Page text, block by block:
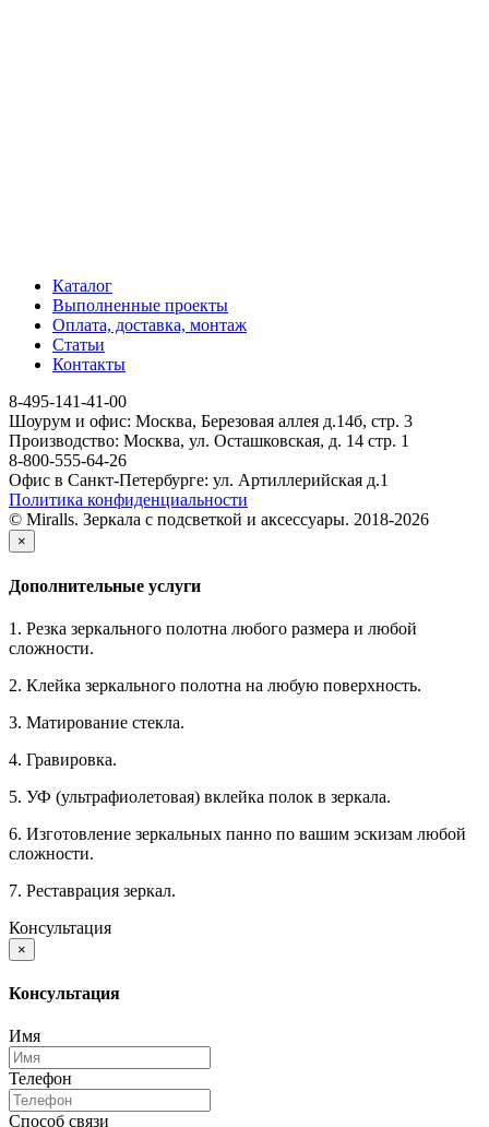
Каталог
Выполненные проекты
Оплата, доставка, монтаж
Статьи
Контакты
8-495-141-41-00
Шоурум и офис: Москва, Березовая аллея д.14б, стр. 3
Производство: Москва, ул. Осташковская, д. 14 стр. 1
8-800-555-64-26
Офис в Санкт-Петербурге: ул. Артиллерийская д.1
Политика конфиденциальности
© Miralls. Зеркала с подсветкой и аксессуары. 2018-2026
×
Дополнительные услуги
1. Резка зеркального полотна любого размера и любой
сложности.
2. Клейка зеркального полотна на любую поверхность.
3. Матирование стекла.
4. Гравировка.
5. УФ (ультрафиолетовая) вклейка полок в зеркала.
6. Изготовление зеркальных панно по вашим эскизам любой
сложности.
7. Реставрация зеркал.
Консультация
×
Консультация
Имя
Телефон
Способ связи